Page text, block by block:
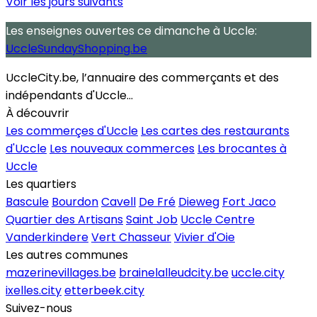
Les enseignes ouvertes ce dimanche à Uccle:
UccleSundayShopping.be
UccleCity.be, l’annuaire des commerçants et des
indépendants d'Uccle...
À découvrir
Les commerçes d'Uccle Les cartes des restaurants
d'Uccle Les nouveaux commerces Les brocantes à
Uccle
Les quartiers
Bascule BourdonCavell De Fré Dieweg Fort Jaco
Quartier des ArtisansSaint Job Uccle Centre
VanderkindereVert ChasseurVivier d'Oie
Les autres communes
mazerinevillages.be brainelalleudcity.beuccle.city
ixelles.cityetterbeek.city
Suivez-nous